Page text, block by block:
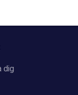
dig